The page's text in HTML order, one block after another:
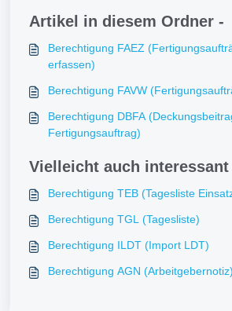
Artikel in diesem Ordner -
Berechtigung FAEZ
erfassen)
Berechtigung FAVW
Berechtigung DBFA
Fertigungsauftrag)
Vielleicht auch interessant
Berechtigung TEB (Tagesliste
Berechtigung TGL (Tagesliste)
Berechtigung ILDT (Import LDT)
Berechtigung AGN (Arbeitgebernotiz)